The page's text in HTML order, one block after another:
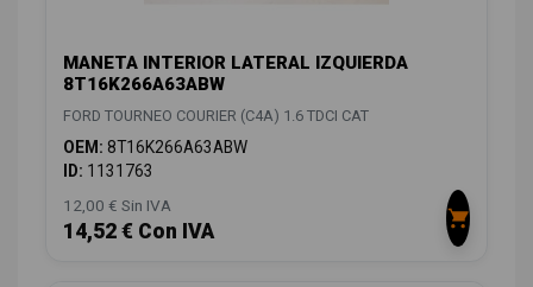
MANETA INTERIOR LATERAL IZQUIERDA
8T16K266A63ABW
FORD TOURNEO COURIER (C4A) 1.6 TDCI CAT
OEM: 8T16K266A63ABW
ID: 1131763
12,00 € Sin IVA
14,52 € Con IVA